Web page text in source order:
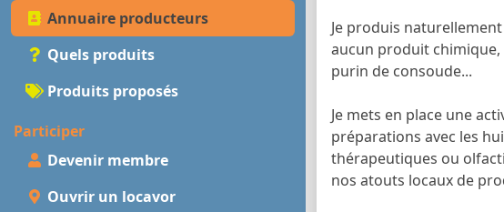
Annuaire producteurs
Quels produits
Produits proposés
Participer
Devenir membre
Ouvrir un locavor
Je produis
aucun produit
purin de consoude...
Je mets en place une
préparations avec les
thérapeutiques ou
nos atouts locaux de